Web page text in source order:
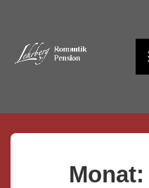
Inhalt
Monat: